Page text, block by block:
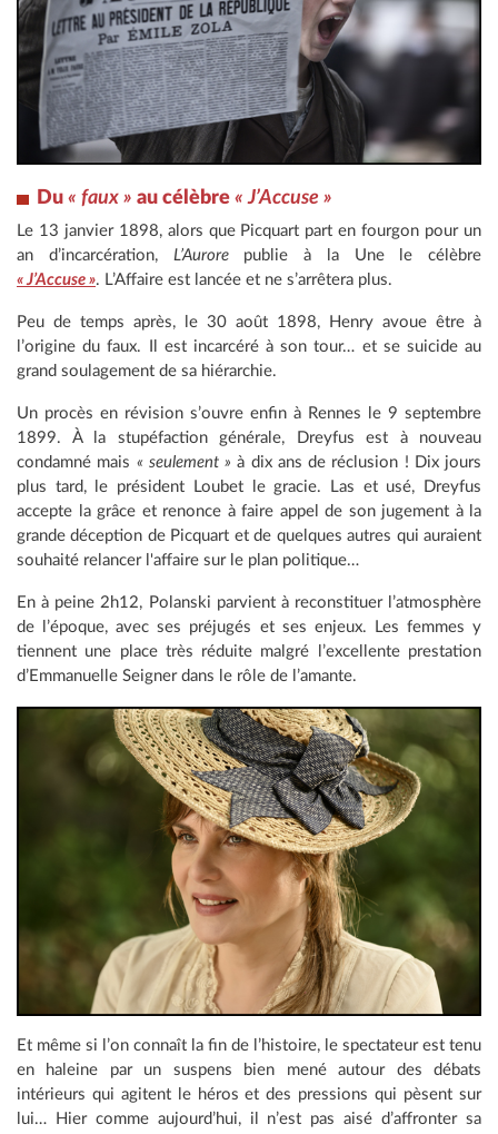
Du « faux » au célèbre « J’Accuse »
Le 13 janvier 1898, alors que Picquart part en fourgon pour un
an d’incarcération, L’Aurorepublie à la Une le célèbre
« J’Accuse ». L’Affaire est lancée et ne s’arrêtera plus.
Peu de temps après, le 30 août 1898, Henry avoue être à
l’origine du faux. Il est incarcéré à son tour… et se suicide au
grand soulagement de sa hiérarchie.
Un procès en révision s’ouvre enfin à Rennes le 9 septembre
1899. À la stupéfaction générale, Dreyfus est à nouveau
condamné mais « seulement » à dix ans de réclusion ! Dix jours
plus tard, le président Loubet le gracie. Las et usé, Dreyfus
accepte la grâce et renonce à faire appel de son jugement à la
grande déception de Picquart et de quelques autres qui auraient
souhaité relancer l'affaire sur le plan politique…
En à peine 2h12, Polanski parvient à reconstituer l’atmosphère
de l’époque, avec ses préjugés et ses enjeux. Les femmes y
tiennent une place très réduite malgré l’excellente prestation
d’Emmanuelle Seigner dans le rôle de l’amante.
Et même si l’on connaît la fin de l’histoire, le spectateur est tenu
en haleine par un suspens bien mené autour des débats
intérieurs qui agitent le héros et des pressions qui pèsent sur
lui… Hier comme aujourd’hui, il n’est pas aisé d’affronter sa